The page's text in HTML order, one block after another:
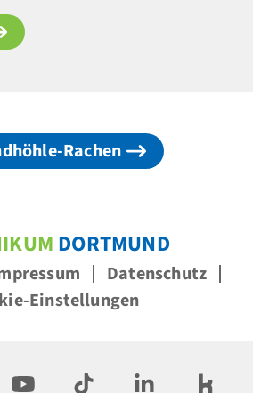
Rachen
DORTMUND
Datenschutz
Einstellungen